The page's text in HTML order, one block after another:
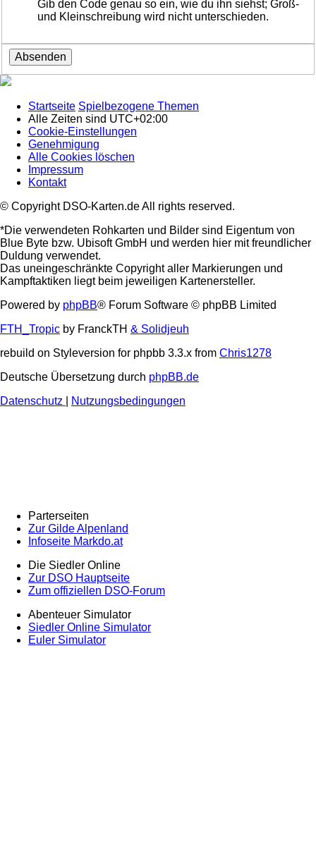
Gib den Code genau so ein, wie du ihn siehst; Groß-
und Kleinschreibung wird nicht unterschieden.
Startseite Spielbezogene Themen
Alle Zeiten sind UTC+02:00
Cookie-Einstellungen
Genehmigung
Alle Cookies löschen
Impressum
Kontakt
© Copyright DSO-Karten.de All rights reserved.
*Die verwendeten Rohkarten und Bilder sind Eigentum von
Blue Byte bzw. Ubisoft GmbH und werden hier mit freundlicher
Duldung verwendet.
Das uneingeschränkte Copyright aller Markierungen und
Kampftaktiken liegt beim jeweiligen Kartenersteller.
Powered by phpBB® Forum Software © phpBB Limited
FTH_Tropic by FranckTH & Solidjeuh
rebuild on Styleversion for phpbb 3.3.x from Chris1278
Deutsche Übersetzung durch phpBB.de
Datenschutz
Nutzungsbedingungen
Parterseiten
Zur Gilde Alpenland
Infoseite Markdo.at
Die Siedler Online
Zur DSO Hauptseite
Zum offiziellen DSO-Forum
Abenteuer Simulator
Siedler Online Simulator
Euler Simulator